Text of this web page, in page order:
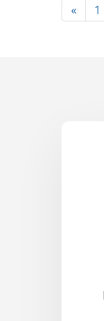
« 1